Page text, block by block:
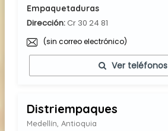
Empaquetaduras
Dirección:Cr 30 24 81
(sin correo electrónico)
Ver teléfonos
Distriempaques
Medellín, Antioquia